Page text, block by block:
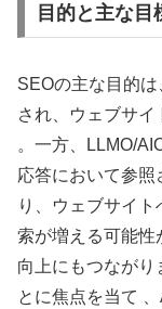
目的と主な目
SEOの主な目的
され、ウェブサ
。一方、LLMO/
応答において参照
り、ウェブサイ
索が増える可能性
向上にもつながり
とに焦点を当て